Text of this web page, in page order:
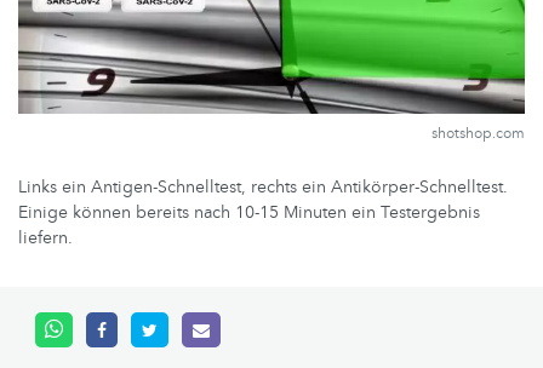
shotshop.com
Links ein Antigen-Schnelltest, rechts ein Antikörper-Schnelltest.
Einige können bereits nach 10-15 Minuten ein Testergebnis
liefern.